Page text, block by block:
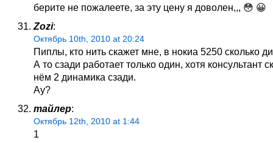
берите не пожалеете, за эту цену я доволен,,, 😳 😀
Zozi:
Октябрь 10th, 2010 at 20:24
Пиплы, кто нить скажет мне, в нокиа 5250 сколько
А то сзади работает только один, хотя консультант
нём 2 динамика сзади.
Ау?
тайлер:
Октябрь 12th, 2010 at 1:44
1